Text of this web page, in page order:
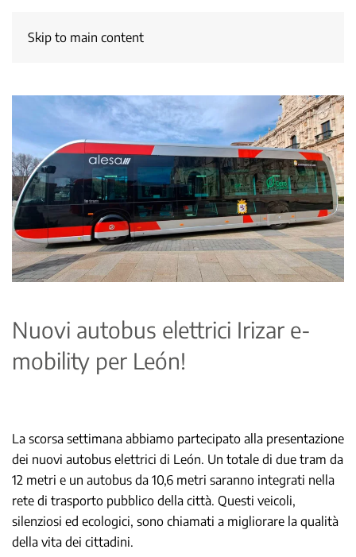
Skip to main content
Nuovi autobus elettrici Irizar e-
mobility per León!
La scorsa settimana abbiamo partecipato alla presentazione
dei nuovi autobus elettrici di León. Un totale di due tram da
12 metri e un autobus da 10,6 metri saranno integrati nella
rete di trasporto pubblico della città. Questi veicoli,
silenziosi ed ecologici, sono chiamati a migliorare la qualità
della vita dei cittadini.